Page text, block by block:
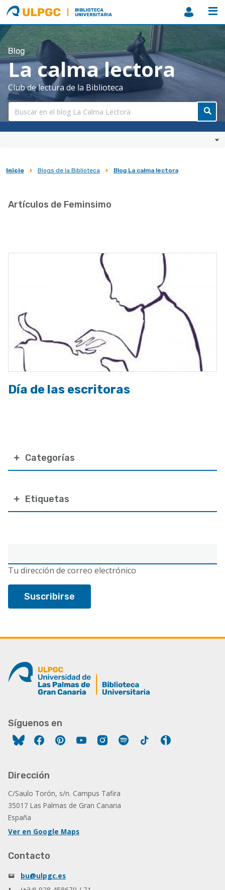
ULPGC
Biblioteca
ULPGC
Blog
La calma lectora
Club de lectura de la Biblioteca
Sobrescribir
de
la
Inicio Blogs de la Biblioteca Blog La calma lectora
electrónico
Tu dirección de correo electrónico
Categorías
Etiquetas
Artículos de Feminsimo
Día de las escritoras
Síguenos en
FacebookPinterestYouTubeInstagram
Spotify Tiktok
Dirección
C/Saulo Torón, s/n. Campus Tafira
35017 Las Palmas de Gran Canaria
España
Ver en Google Maps
Contacto
bu@ulpgc.es